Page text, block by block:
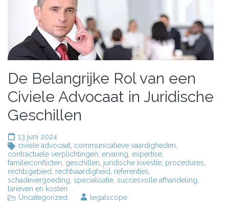
De Belangrijke Rol van een
Civiele Advocaat in Juridische
Geschillen
13 juni 2024
civiele advocaat communicatieve vaardigheden
contractuele verplichtingen ervaring expertise
familieconflicten geschillen juridische kwestie procedures
rechtsgebied
rechtvaardigheid referenties
schadevergoeding specialisatie succesvolle afhandeling
tarieven en kosten
Uncategorized
legalscope